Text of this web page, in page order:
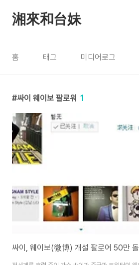
湘來和台妹
홈 태그 미디어로그
싸이 웨이보 팔로워 1
싸이, 웨이보(微博) 개설 팔로어 50만